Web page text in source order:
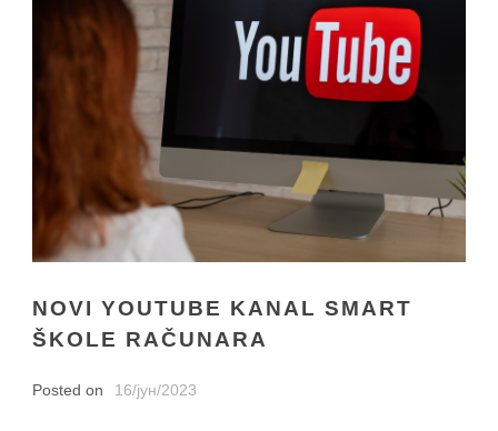
NOVI YOUTUBE KANAL SMART
ŠKOLE RAČUNARA
Posted on 16/јун/2023